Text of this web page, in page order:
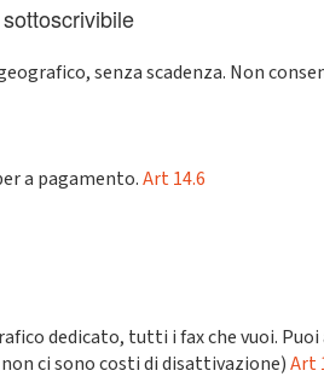
senza scadenza. Non
a pagamento.Art 14.6
dedicato, tutti i fax che vuoi.
ci sono costi di disattivazione)Art